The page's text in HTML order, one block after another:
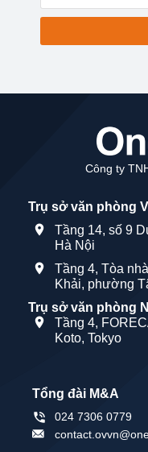
Công ty
Trụ sở văn phòng
Tầng 14, số 9
Hà Nội
Tầng 4, Tòa
Khải, phường
Trụ sở văn phòng
Tầng 4,
Koto, Tokyo
Tổng đài M&A
024 7306 0779